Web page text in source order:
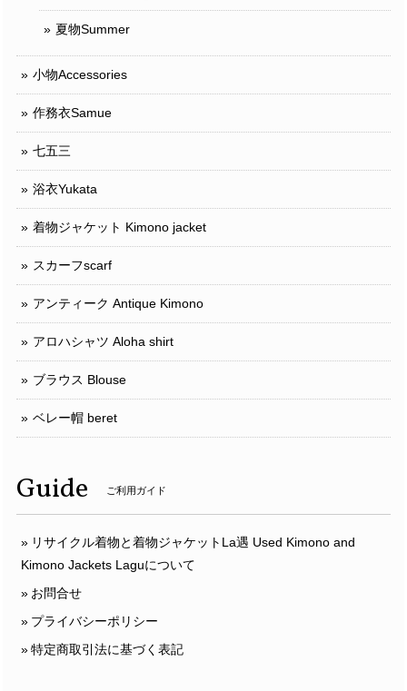
夏物Summer
小物Accessories
作務衣Samue
七五三
浴衣Yukata
着物ジャケット Kimono jacket
スカーフscarf
アンティーク Antique Kimono
アロハシャツ Aloha shirt
ブラウス Blouse
ベレー帽 beret
Guide ご利用ガイド
リサイクル着物と着物ジャケットLa遇 Used Kimono and
Kimono Jackets Laguについて
お問合せ
プライバシーポリシー
特定商取引法に基づく表記